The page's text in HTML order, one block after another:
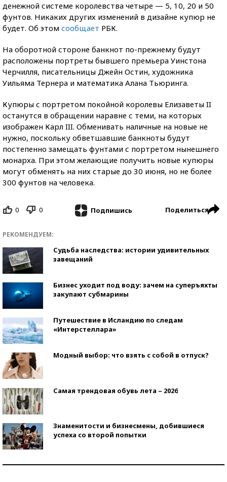
денежной системе королевства четыре — 5, 10, 20 и 50
фунтов. Никаких других изменений в дизайне купюр не
будет. Об этом сообщает РБК.
На оборотной стороне банкнот по-прежнему будут
расположены портреты бывшего премьера Уинстона
Черчилля, писательницы Джейн Остин, художника
Уильяма Тернера и математика Алана Тьюринга.
Купюры с портретом покойной королевы Елизаветы II
останутся в обращении наравне с теми, на которых
изображен Карл III. Обменивать наличные на новые не
нужно, поскольку обветшавшие банкноты будут
постепенно замещать фунтами с портретом нынешнего
монарха. При этом желающие получить новые купюры
могут обменять на них старые до 30 июня, но не более
300 фунтов на человека.
0 0 Подпишись Поделиться
РЕКОМЕНДУЕМ:
Судьба наследства: истории удивительных
завещаний
Бизнес уходит под воду: зачем на суперъяхты
закупают субмарины
Путешествие в Исландию по следам
«Интерстеллара»
Модный выбор: что взять с собой в отпуск?
Самая трендовая обувь лета – 2026
Знаменитости и бизнесмены, добившиеся
успеха со второй попытки